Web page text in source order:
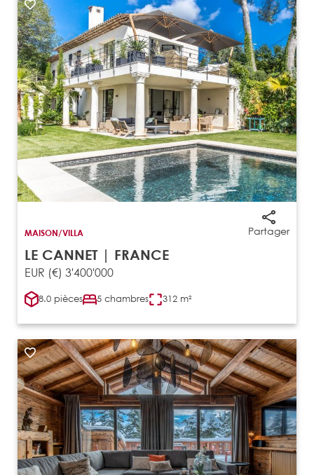
Partager
MAISON/VILLA
LE CANNET | FRANCE
EUR (€) 3'400'000
8.0 pièces 5 chambres 312 m²